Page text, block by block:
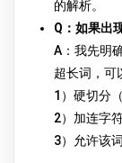
的解析。
Q：如果出
A：我先明
超长词，可
1）硬切分
2）加连字
3）允许该